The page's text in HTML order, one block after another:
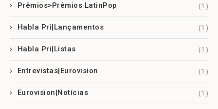
Prêmios>Prêmios LatinPop (1)
Habla Pri|Lançamentos (1)
Habla Pri|Listas (1)
Entrevistas|Eurovision (1)
Eurovision|Notícias (1)